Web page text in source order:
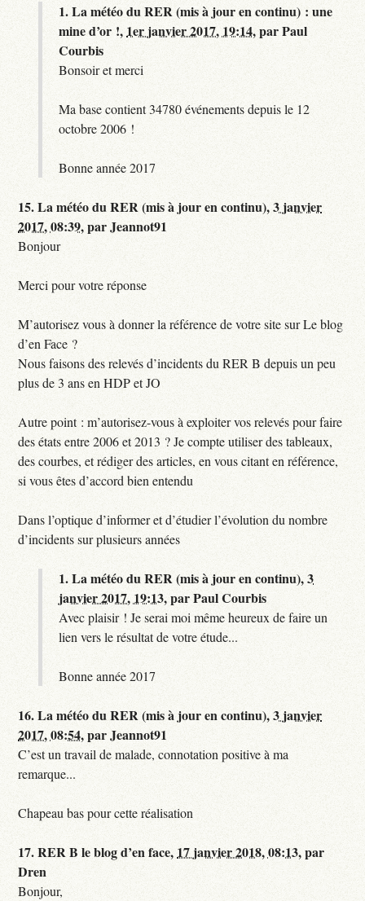
1.La météo du RER (mis à jour en continu) : une
mine d’or !, 1er janvier 2017, 19:14,parPaul
Courbis
Bonsoir et merci
Ma base contient 34780 événements depuis le 12
octobre 2006 !
Bonne année 2017
15.La météo du RER (mis à jour en continu),3 janvier
2017, 08:39,parJeannot91
Bonjour
Merci pour votre réponse
M’autorisez vous à donner la référence de votre site sur Le blog
d’en Face ?
Nous faisons des relevés d’incidents du RER B depuis un peu
plus de 3 ans en HDP et JO
Autre point : m’autorisez-vous à exploiter vos relevés pour faire
des états entre 2006 et 2013 ? Je compte utiliser des tableaux,
des courbes, et rédiger des articles, en vous citant en référence,
si vous êtes d’accord bien entendu
Dans l’optique d’informer et d’étudier l’évolution du nombre
d’incidents sur plusieurs années
1.La météo du RER (mis à jour en continu),3
janvier 2017, 19:13,parPaul Courbis
Avec plaisir ! Je serai moi même heureux de faire un
lien vers le résultat de votre étude...
Bonne année 2017
16.La météo du RER (mis à jour en continu),3 janvier
2017, 08:54,parJeannot91
C’est un travail de malade, connotation positive à ma
remarque...
Chapeau bas pour cette réalisation
17.RER B le blog d’en face, 17 janvier 2018, 08:13,par
Dren
Bonjour,